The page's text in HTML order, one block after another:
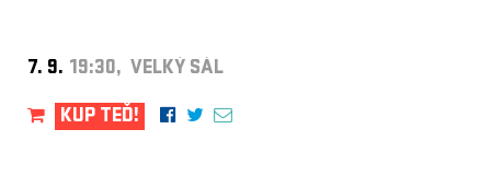
7. 9. 19:30, VELKÝ SÁL
KUP TEĎ!